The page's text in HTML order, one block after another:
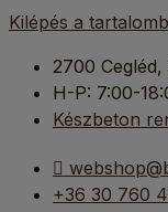
Kilépés a
2700
H-P: 7:00-
Készbeton
+36 30 760